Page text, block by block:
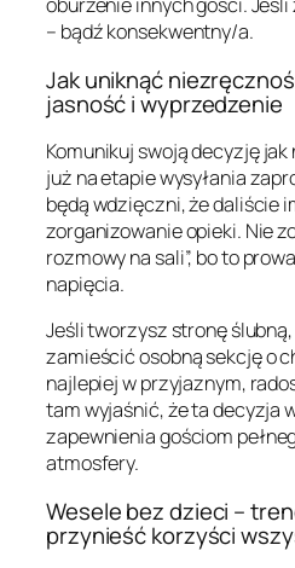
– bądź konsekwentny/a.
Jak uniknąć
jasność i wyprzedzenie
Komunikuj swoją decyzję
już na etapie wysyłania
będą wdzięczni, że daliście
zorganizowanie opieki. Nie
rozmowy na sali”, bo to
napięcia.
Jeśli tworzysz stronę
zamieścić osobną sekcję o
najlepiej w przyjaznym,
tam wyjaśnić, że ta decyzja
zapewnienia gościom
atmosfery.
Wesele bez dzieci –
przynieść korzyści